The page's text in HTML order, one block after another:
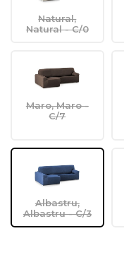
Natural,
Natural - C/0
Maro, Maro -
C/7
Albastru,
Albastru - C/3